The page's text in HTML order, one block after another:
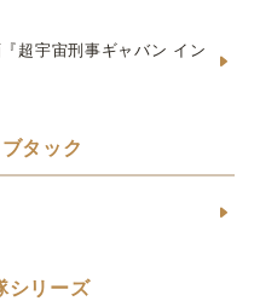
超宇宙刑事ギャバン イン
タック
シリーズ